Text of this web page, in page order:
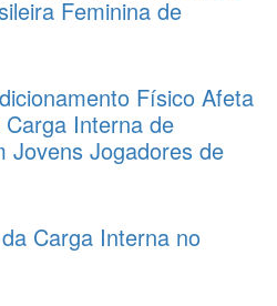
Feminina de
Físico Afeta
Interna de
Jovens Jogadores de
Carga Interna no